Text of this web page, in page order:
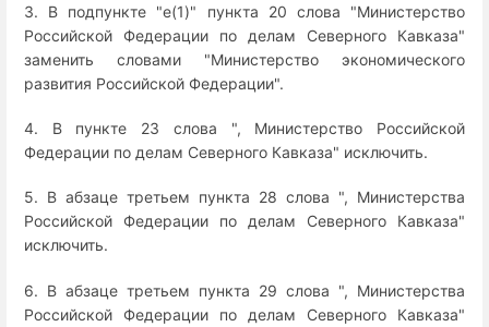
3. В подпункте "е(1)" пункта 20 слова "Министерство
Российской Федерации по делам Северного Кавказа"
заменить словами "Министерство экономического
развития Российской Федерации".
4. В пункте 23 слова ", Министерство Российской
Федерации по делам Северного Кавказа" исключить.
5. В абзаце третьем пункта 28 слова ", Министерства
Российской Федерации по делам Северного Кавказа"
исключить.
6. В абзаце третьем пункта 29 слова ", Министерства
Российской Федерации по делам Северного Кавказа"